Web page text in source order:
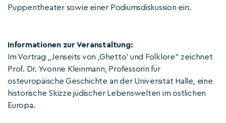
Puppentheater sowie einer Podiumsdiskussion ein.
Informationen zur Veranstaltung:
Im Vortrag „Jenseits von ,Ghetto' und Folklore“ zeichnet
Prof. Dr. Yvonne Kleinmann, Professorin für
osteuropäische Geschichte an der Universität Halle, eine
historische Skizze jüdischer Lebenswelten im östlichen
Europa.